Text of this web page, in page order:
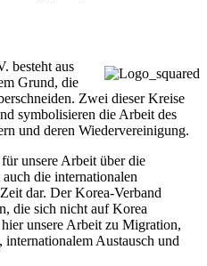
besteht aus
Grund, die
Zwei dieser Kreise
symbolisieren die Arbeit des
und deren Wiedervereinigung.
unsere Arbeit über die
die internationalen
dar. Der Korea-Verband
die sich nicht auf Korea
unsere Arbeit zu Migration,
Austausch und